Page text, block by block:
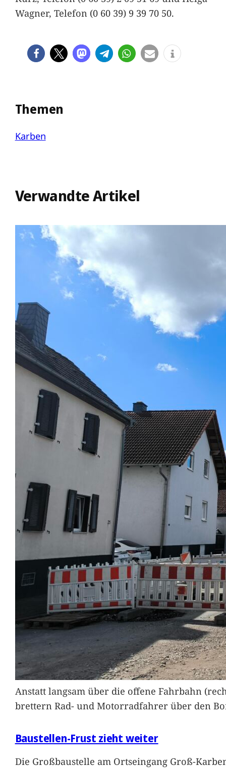
Wagner, Telefon (0 60 39) 9 39 70 50.
Themen
Karben
Verwandte Artikel
Anstatt langsam über die offene Fahrbahn
brettern Rad- und Motorradfahrer über den
Baustellen-Frust zieht weiter
Die Großbaustelle am Ortseingang Groß-